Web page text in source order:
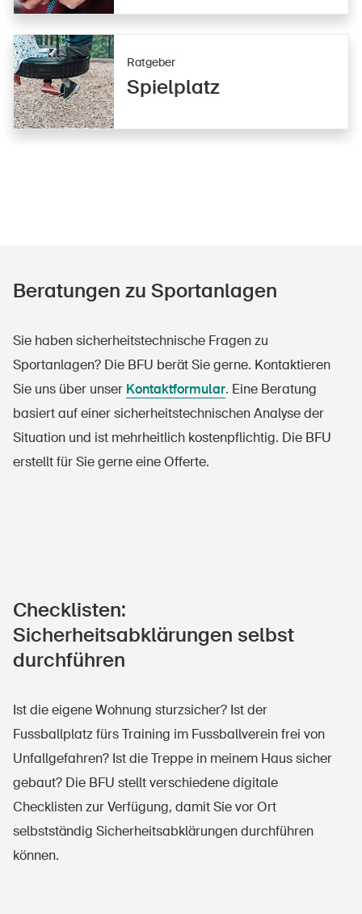
Ratgeber
Spielplatz
Beratungen zu Sportanlagen
Sie haben sicherheitstechnische Fragen zu
Sportanlagen? Die BFU berät Sie gerne. Kontaktieren
Sie uns über unser Kontaktformular. Eine Beratung
basiert auf einer sicherheitstechnischen Analyse der
Situation und ist mehrheitlich kostenpflichtig. Die BFU
erstellt für Sie gerne eine Offerte.
Checklisten:
Sicherheitsabklärungen selbst
durchführen
Ist die eigene Wohnung sturzsicher? Ist der
Fussballplatz fürs Training im Fussballverein frei von
Unfallgefahren? Ist die Treppe in meinem Haus sicher
gebaut? Die BFU stellt verschiedene digitale
Checklisten zur Verfügung, damit Sie vor Ort
selbstständig Sicherheitsabklärungen durchführen
können.